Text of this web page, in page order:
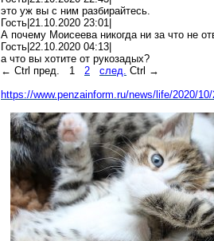
это уж вы с ним разбирайтесь.
Гость|21.10.2020 23:01|
А почему Моисеева никогда ни за что не
Гость|22.10.2020 04:13|
а что вы хотите от рукозадых?
← Ctrl пред. 1 2 след. Ctrl →
https://www.penzainform.ru/news/life/2020/